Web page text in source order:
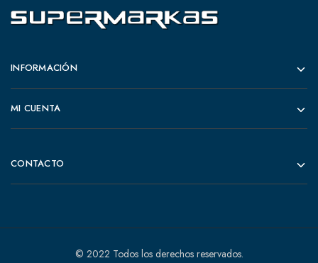
INFORMACIÓN
MI CUENTA
CONTACTO
© 2022 Todos los derechos reservados.